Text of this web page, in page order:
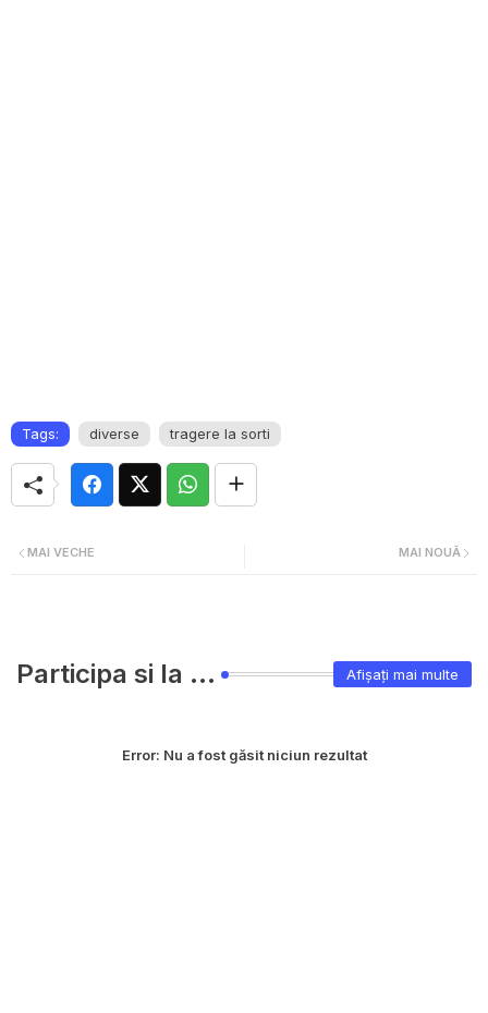
Tags: diverse tragere la sorti
MAI NOUĂ
MAI VECHE
Participa si la ... Afișați mai multe
Error: Nu a fost găsit niciun rezultat